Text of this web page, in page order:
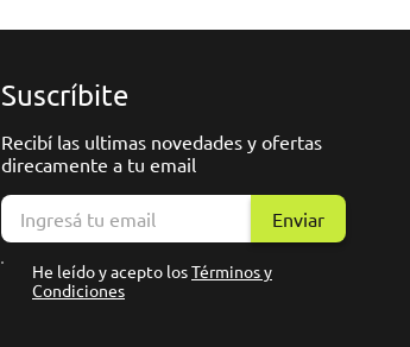
Suscríbite
Recibí las ultimas novedades y ofertas
direcamente a tu email
Enviar
He leído y acepto losTérminos y
Condiciones